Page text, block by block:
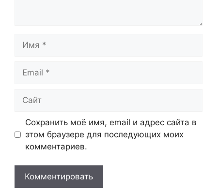
Имя
Email
Сайт
Сохранить моё имя, email и адрес сайта в
этом браузере для последующих моих
комментариев.